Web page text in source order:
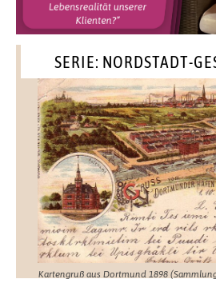
SERIE: NORDSTADT-
Kartengruß aus Dortmund 1898